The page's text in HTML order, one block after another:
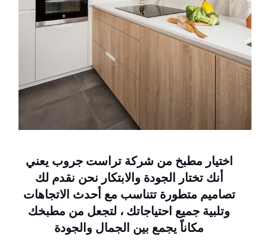
اختيار مطبخ من شركة تراست جروب يعني
أنك تختار الجودة والابتكار نحن نقدم لك
تصاميم متطورة تتناسب مع أحدث الاتجاهات
وتلبية جميع احتياجاتك ، لتجعل من مطبخك
مكاناً يجمع بين الجمال والجودة